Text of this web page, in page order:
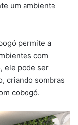
um ambiente
permite a
com
ele pode ser
criando sombras
cobogó.